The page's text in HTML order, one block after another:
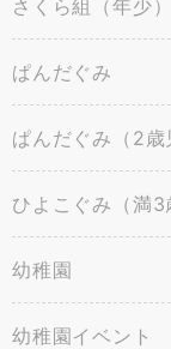
さくら組（年少）
ぱんだぐみ
ぱんだぐみ（2歳
ひよこぐみ（満3
幼稚園
幼稚園イベント